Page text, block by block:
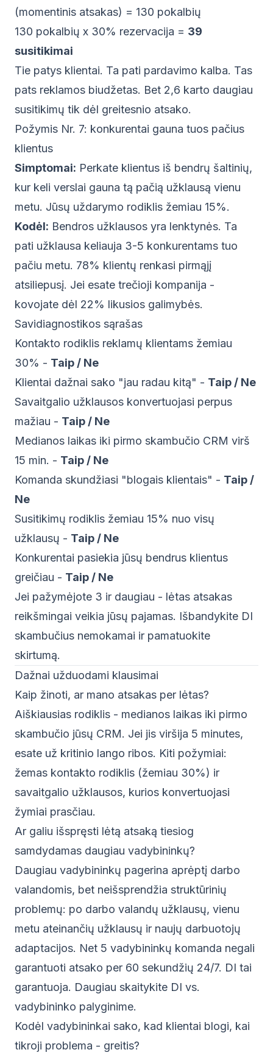
(momentinis atsakas) = 130 pokalbių
130 pokalbių x 30% rezervacija = 39
susitikimai
Tie patys klientai. Ta pati pardavimo kalba. Tas
pats reklamos biudžetas. Bet 2,6 karto daugiau
susitikimų tik dėl greitesnio atsako.
Požymis Nr. 7: konkurentai gauna tuos pačius
klientus
Simptomai: Perkate klientus iš bendrų šaltinių,
kur keli verslai gauna tą pačią užklausą vienu
metu. Jūsų uždarymo rodiklis žemiau 15%.
Kodėl: Bendros užklausos yra lenktynės. Ta
pati užklausa keliauja 3-5 konkurentams tuo
pačiu metu. 78% klientų renkasi pirmąjį
atsiliepusį. Jei esate trečioji kompanija -
kovojate dėl 22% likusios galimybės.
Savidiagnostikos sąrašas
Kontakto rodiklis reklamų klientams žemiau
30% - Taip / Ne
Klientai dažnai sako "jau radau kitą" - Taip / Ne
Savaitgalio užklausos konvertuojasi perpus
mažiau - Taip / Ne
Medianos laikas iki pirmo skambučio CRM virš
15 min. - Taip / Ne
Komanda skundžiasi "blogais klientais" - Taip /
Ne
Susitikimų rodiklis žemiau 15% nuo visų
užklausų - Taip / Ne
Konkurentai pasiekia jūsų bendrus klientus
greičiau - Taip / Ne
Jei pažymėjote 3 ir daugiau - lėtas atsakas
reikšmingai veikia jūsų pajamas. Išbandykite DI
skambučius nemokamai ir pamatuokite
skirtumą.
Dažnai užduodami klausimai
Kaip žinoti, ar mano atsakas per lėtas?
Aiškiausias rodiklis - medianos laikas iki pirmo
skambučio jūsų CRM. Jei jis viršija 5 minutes,
esate už kritinio lango ribos. Kiti požymiai:
žemas kontakto rodiklis (žemiau 30%) ir
savaitgalio užklausos, kurios konvertuojasi
žymiai prasčiau.
Ar galiu išspręsti lėtą atsaką tiesiog
samdydamas daugiau vadybininkų?
Daugiau vadybininkų pagerina aprėptį darbo
valandomis, bet neišsprendžia struktūrinių
problemų: po darbo valandų užklausų, vienu
metu ateinančių užklausų ir naujų darbuotojų
adaptacijos. Net 5 vadybininkų komanda negali
garantuoti atsako per 60 sekundžių 24/7. DI tai
garantuoja. Daugiau skaitykite DI vs.
vadybininko palyginime.
Kodėl vadybininkai sako, kad klientai blogi, kai
tikroji problema - greitis?